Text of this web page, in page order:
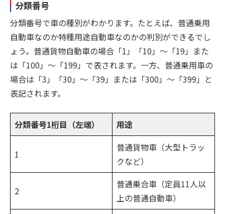
分類番号
分類番号で車の種別がわかります。たとえば、普通乗用
自動車なのか特種用途自動車なのかの判別ができるでし
ょう。普通貨物自動車の場合「1」「10」～「19」また
は「100」～「199」で表されます。一方、普通乗用車の
場合は「3」「30」～「39」または「300」～「399」と
表記されます。
分類番号1桁目（左端） 用途
1
普通貨物車（大型トラッ
クなど）
2
普通乗合車（定員11人以
上の普通自動車）